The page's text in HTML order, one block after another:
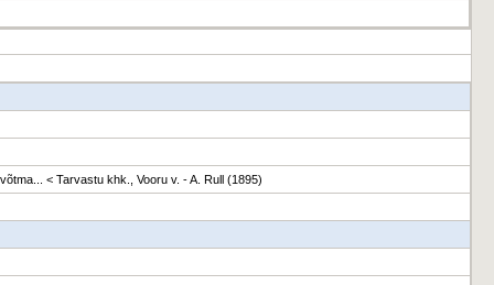
< Tarvastu khk., Vooru v. - A. Rull (1895)